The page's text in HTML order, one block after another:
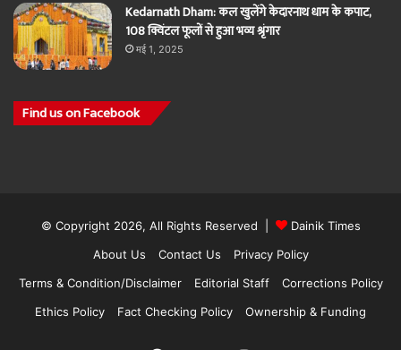
Kedarnath Dham: कल खुलेंगे केदारनाथ धाम के कपाट,
108 क्विंटल फूलों से हुआ भव्य श्रृंगार
मई 1, 2025
Find us on Facebook
© Copyright 2026, All Rights Reserved |
Dainik Times
About Us
Contact Us
Privacy Policy
Terms & Condition/Disclaimer
Editorial Staff
Corrections Policy
Ethics Policy
Fact Checking Policy Ownership & Funding